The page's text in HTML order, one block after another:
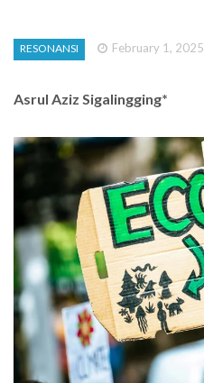
RESONANSI February 1, 2025
Asrul Aziz Sigalingging*